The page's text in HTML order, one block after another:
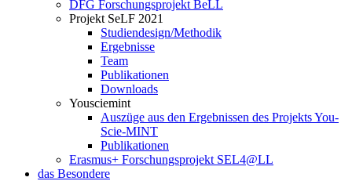
DFG Forschungsprojekt BeLL
Projekt SeLF 2021
Studiendesign/Methodik
Ergebnisse
Team
Publikationen
Downloads
Yousciemint
Auszüge aus den Ergebnissen des Projekts You-
Scie-MINT
Publikationen
Erasmus+ Forschungsprojekt SEL4@LL
das Besondere